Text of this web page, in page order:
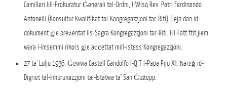
Camilleri lill-Prokuratur Ġenerali tal-Ordni, l-Wisq Rev. Patri Ferdinando
Antonelli (Konsultur Kwalifikat tal-Kongregazzjoni tar-Riti). Fejn dan id-
dokument ġie preżentat lis-Sagra Kongregazzjoni tar-Riti. Fil-Fatt ftit jiem
wara l-Imsemmi rikors ġie aċċettat mill-istess Kongregazzjoni.
27 ta’ Lulju 1956: Ġewwa Castell Gandolfo l-Q.T l-Papa Piju XII, ħareġ id-
Digriet tal-Inkurunazzjoni tal-Istatwa ta’ San Ġużepp.